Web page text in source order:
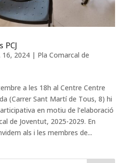
16, 2024| Pla Comarcal de
a les 18h al Centre Centre
(Carrer Sant Martí de Tous, 8) hi
en motiu de l’elaboració
de Joventut, 2025-2029. En
als i les membres de...